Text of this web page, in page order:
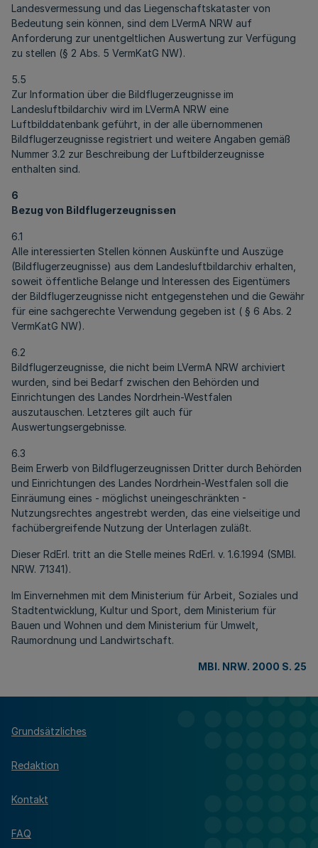
Landesvermessung und das Liegenschaftskataster von
Bedeutung sein können, sind dem LVermA NRW auf
Anforderung zur unentgeltlichen Auswertung zur Verfügung
zu stellen (§ 2 Abs. 5 VermKatG NW).
5.5
Zur Information über die Bildflugerzeugnisse im
Landesluftbildarchiv wird im LVermA NRW eine
Luftbilddatenbank geführt, in der alle übernommenen
Bildflugerzeugnisse registriert und weitere Angaben gemäß
Nummer 3.2 zur Beschreibung der Luftbilderzeugnisse
enthalten sind.
6
Bezug von Bildflugerzeugnissen
6.1
Alle interessierten Stellen können Auskünfte und Auszüge
(Bildflugerzeugnisse) aus dem Landesluftbildarchiv erhalten,
soweit öffentliche Belange und Interessen des Eigentümers
der Bildflugerzeugnisse nicht entgegenstehen und die Gewähr
für eine sachgerechte Verwendung gegeben ist ( § 6 Abs. 2
VermKatG NW).
6.2
Bildflugerzeugnisse, die nicht beim LVermA NRW archiviert
wurden, sind bei Bedarf zwischen den Behörden und
Einrichtungen des Landes Nordrhein-Westfalen
auszutauschen. Letzteres gilt auch für
Auswertungsergebnisse.
6.3
Beim Erwerb von Bildflugerzeugnissen Dritter durch Behörden
und Einrichtungen des Landes Nordrhein-Westfalen soll die
Einräumung eines - möglichst uneingeschränkten -
Nutzungsrechtes angestrebt werden, das eine vielseitige und
fachübergreifende Nutzung der Unterlagen zuläßt.
Dieser RdErl. tritt an die Stelle meines RdErl. v. 1.6.1994 (SMBl.
NRW. 71341).
Im Einvernehmen mit dem Ministerium für Arbeit, Soziales und
Stadtentwicklung, Kultur und Sport, dem Ministerium für
Bauen und Wohnen und dem Ministerium für Umwelt,
Raumordnung und Landwirtschaft.
MBl. NRW. 2000 S. 25
Grundsätzliches
Redaktion
Kontakt
FAQ